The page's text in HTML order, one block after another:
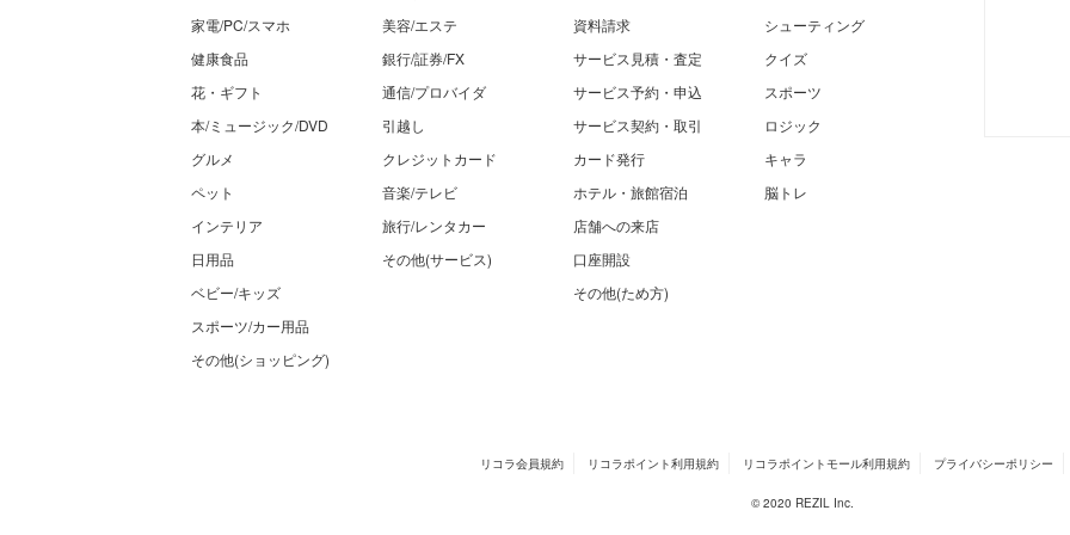
家電/PC/スマホ
健康食品
花・ギフト
本/ミュージック/DVD
グルメ
ペット
インテリア
日用品
ベビー/キッズ
スポーツ/カー用品
その他(ショッピング)
美容/エステ
銀行/証券/FX
通信/プロバイダ
引越し
クレジットカード
音楽/テレビ
旅行/レンタカー
その他(サービス)
資料請求
サービス見積・査定
サービス予約・申込
サービス契約・取引
カード発行
ホテル・旅館宿泊
店舗への来店
口座開設
その他(ため方)
シューティング
クイズ
スポーツ
ロジック
キャラ
脳トレ
リコラ会員規約 リコラポイント利用規約 リコラポイントモール利用規約 プライバシーポリシー
© 2020 REZIL Inc.